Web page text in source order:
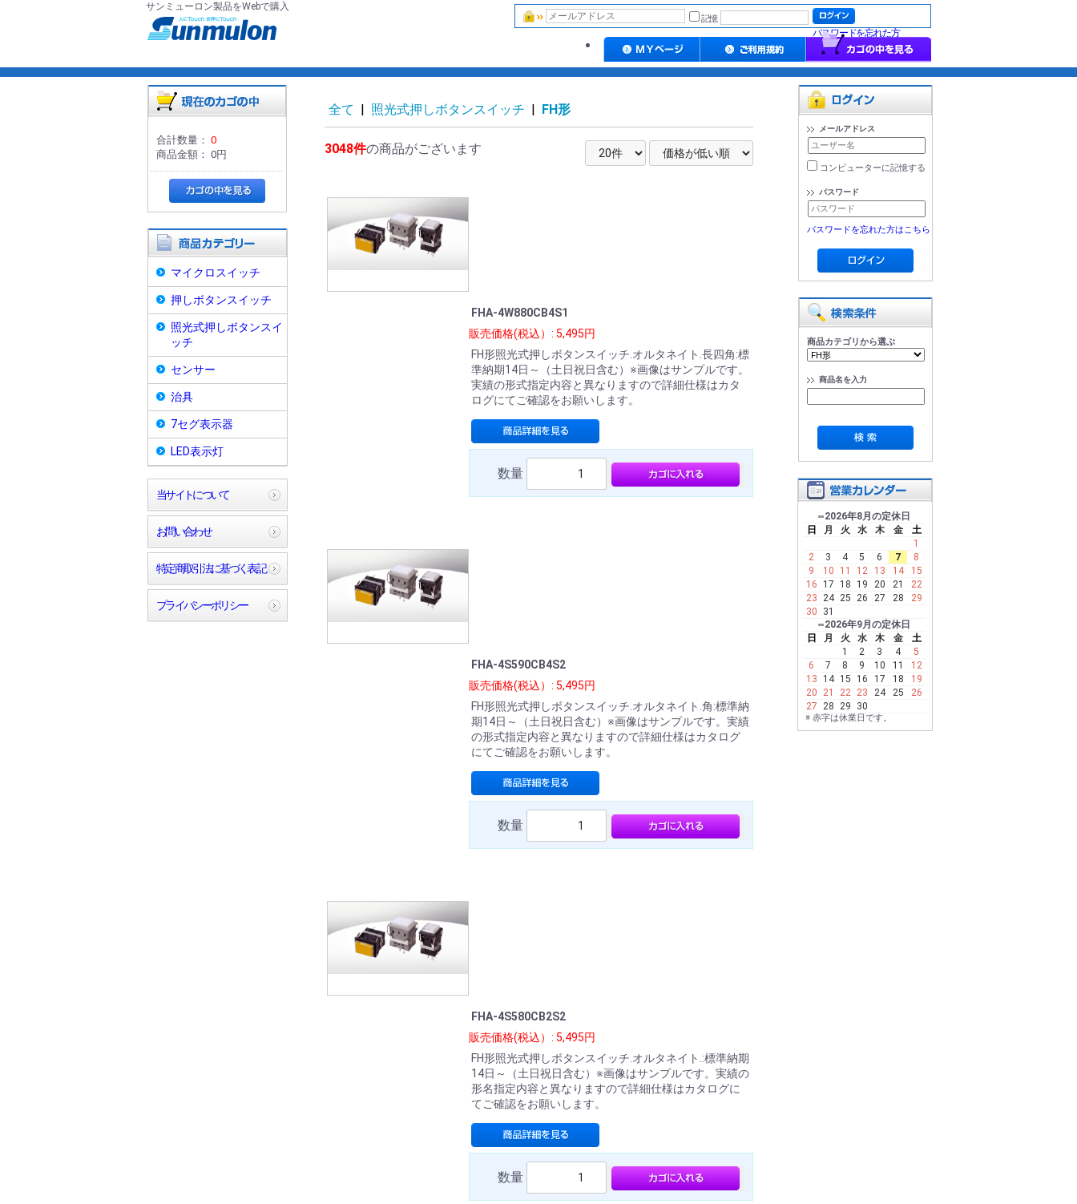
サンミューロン製品をWebで購入
記憶
パスワードを忘れた方
合計数量： 0
商品金額：
0円
マイクロスイッチ
押しボタンスイッチ
照光式押しボタンスイ
ッチ
センサー
治具
7セグ表示器
LED表示灯
当サイトについて
お問い合わせ
特定商取引法に基づく表記
プライバシーポリシー
全て | 照光式押しボタンスイッチ | FH形
3048件の商品がございます
FHA-4W880CB4S1
販売価格(税込）: 5,495円
FH形照光式押しボタンスイッチ.オルタネイト.長四角:標
準納期14日～（土日祝日含む）※画像はサンプルです。
実績の形式指定内容と異なりますので詳細仕様はカタ
ログにてご確認をお願いします。
数量
FHA-4S590CB4S2
販売価格(税込）: 5,495円
FH形照光式押しボタンスイッチ.オルタネイト.角:標準納
期14日～（土日祝日含む）※画像はサンプルです。実績
の形式指定内容と異なりますので詳細仕様はカタログ
にてご確認をお願いします。
数量
FHA-4S580CB2S2
販売価格(税込）: 5,495円
FH形照光式押しボタンスイッチ.オルタネイト.:標準納期
14日～（土日祝日含む）※画像はサンプルです。実績の
形名指定内容と異なりますので詳細仕様はカタログに
てご確認をお願いします。
数量
メールアドレス
コンピューターに記憶する
パスワード
パスワードを忘れた方はこちら
商品カテゴリから選ぶ
商品名を入力
2026年8月の定休日
日
月 火 水 木 金
土
1
2
3 4 5 6 7
8
9
10 11 12 13 14
15
16
17 18 19 20 21
22
23 24 25 26 27 28
29
30
31
2026年9月の定休日
日
月 火 水 木 金
土
1
2 3 4
5
6
7 8 9 10 11
12
13
14 15 16 17 18
19
20
21 22 23 24 25
26
27 28 29 30
※ 赤字は休業日です。